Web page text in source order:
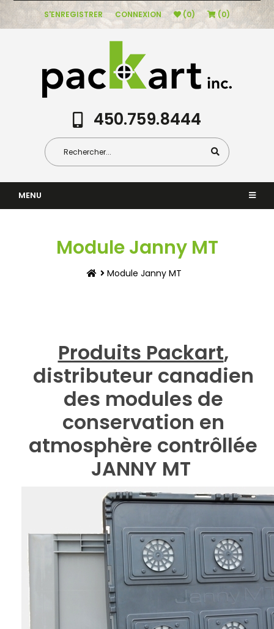
S'ENREGISTRER CONNEXION (0) (0)
450.759.8444
MENU
Module Janny MT
Module Janny MT
Produits Packart,
distributeur canadien
des modules de
conservation en
atmosphère contrôllée
JANNY MT